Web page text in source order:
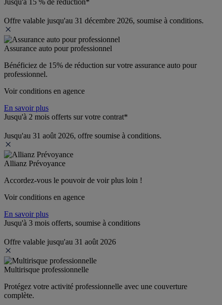
Offre valable jusqu'au 31 décembre 2026, soumise à conditions.
Assurance auto pour professionnel
Bénéficiez de 15% de réduction sur votre assurance auto pour
professionnel.
Voir conditions en agence
En savoir plus
Jusqu'à 2 mois offerts sur votre contrat*
Jusqu'au 31 août 2026, offre soumise à conditions.
Allianz Prévoyance
Accordez-vous le pouvoir de voir plus loin !
Voir conditions en agence
En savoir plus
Jusqu'à 3 mois offerts, soumise à conditions
Offre valable jusqu'au 31 août 2026
Multirisque professionnelle
Protégez votre activité professionnelle avec une couverture
complète.